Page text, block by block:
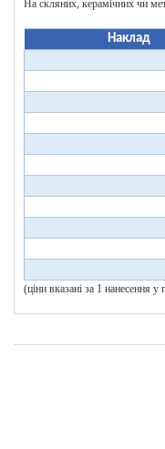
На скляних, керамічних чи
Наклад
(ціни вказані за 1 нанесення